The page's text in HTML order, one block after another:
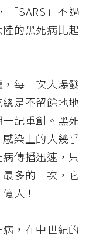
「SARS」不過
的黑死病比起
每一次大爆發
是不留餘地地
記重創。黑死
染上的人幾乎
傳播迅速，只
多的一次，它
人！
，在中世紀的